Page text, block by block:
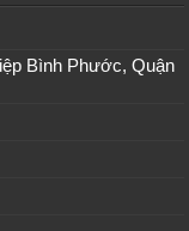
Bình Phước, Quận